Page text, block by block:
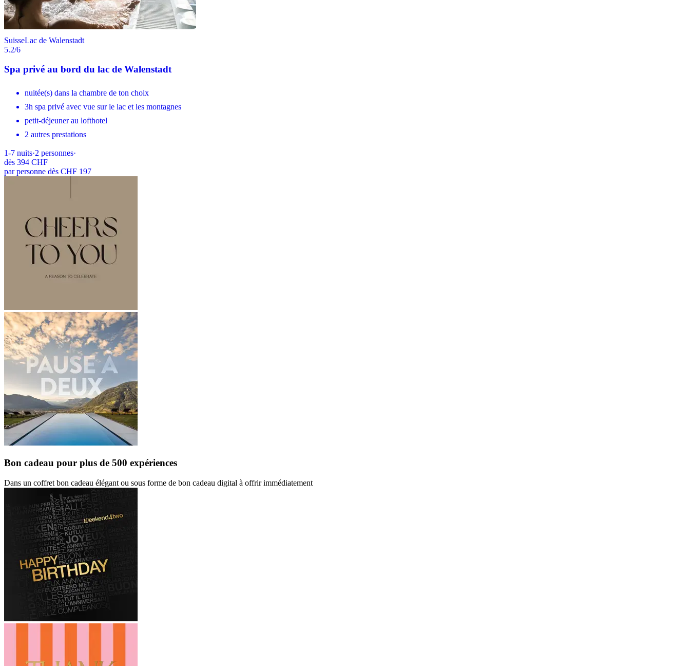
SuisseLac de Walenstadt
5.2/6
Spa privé au bord du lac de Walenstadt
nuitée(s) dans la chambre de ton choix
3h spa privé avec vue sur le lac et les montagnes
petit-déjeuner au lofthotel
2 autres prestations
1-7 nuits·2 personnes·
dès 394 CHF
par personne dès CHF 197
Bon cadeau pour plus de 500 expériences
Dans un coffret bon cadeau élégant ou sous forme de bon cadeau digital à offrir immédiatement